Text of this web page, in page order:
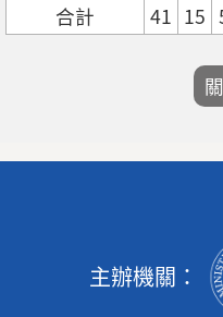
合計
41 15
主辦機關：